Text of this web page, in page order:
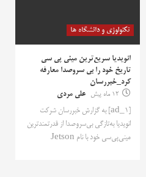
تکنولوژی و دانشگاه ها
انویدیا سریع‌ترین مینی پی سی
تاریخ خود را بی سروصدا معارفه
کرد_خبررسان
12 ماه پیش
علی مردی
[ad_1] به گزارش خبررسان شرکت
انویدیا به‌تازگی بی‌سروصدا از قدرتمندترین
مینی‌پی‌سی خود با نام Jetson